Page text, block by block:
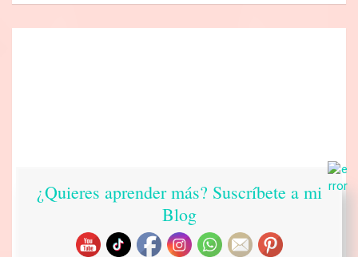
¿Quieres aprender más? Suscríbete a mi
Blog